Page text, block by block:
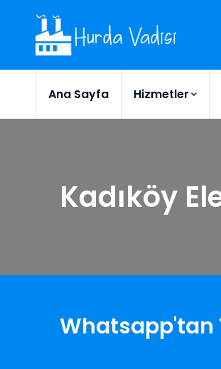
Ana Sayfa Hizmetler
Kadıköy
Whatsapp'tan